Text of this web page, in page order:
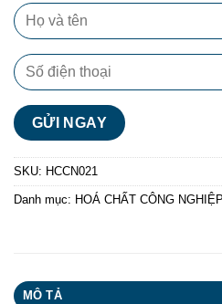
SKU: HCCN021
Danh mục: HOÁ CHẤT CÔNG
MÔ TẢ